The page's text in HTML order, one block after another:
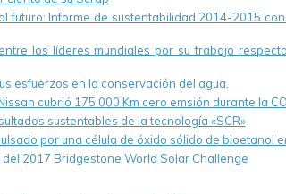
futuro: Informe de sustentabilidad 2014-2015
los líderes mundiales por su trabajo
esfuerzos en la conservación del agua.
cubrió 175.000 Km cero emsión durante la
sustentables de la tecnología «SCR»
por una célula de óxido sólido de bioetanol
2017 Bridgestone World Solar Challenge